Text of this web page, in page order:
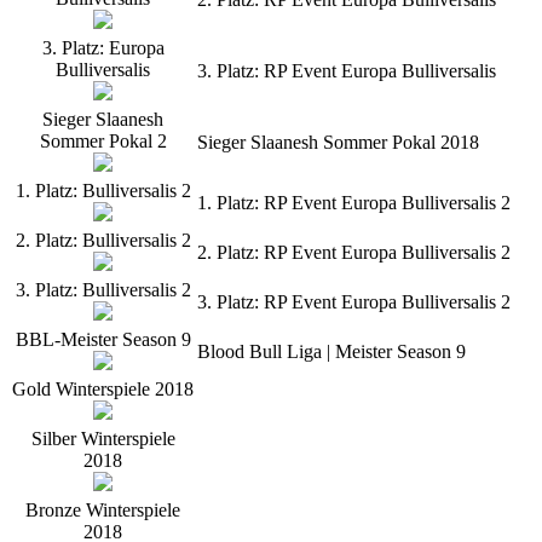
3. Platz: Europa
Bulliversalis
3. Platz: RP Event Europa Bulliversalis
Sieger Slaanesh
Sommer Pokal 2
Sieger Slaanesh Sommer Pokal 2018
1. Platz: Bulliversalis 2
1. Platz: RP Event Europa Bulliversalis 2
2. Platz: Bulliversalis 2
2. Platz: RP Event Europa Bulliversalis 2
3. Platz: Bulliversalis 2
3. Platz: RP Event Europa Bulliversalis 2
BBL-Meister Season 9
Blood Bull Liga | Meister Season 9
Gold Winterspiele 2018
Silber Winterspiele
2018
Bronze Winterspiele
2018